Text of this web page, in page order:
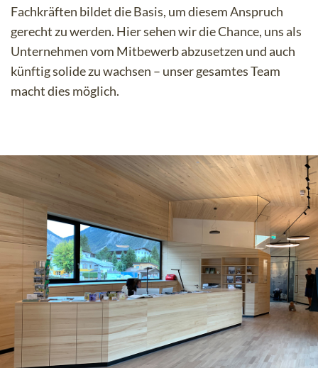
Fachkräften bildet die Basis, um diesem Anspruch
gerecht zu werden. Hier sehen wir die Chance, uns als
Unternehmen vom Mitbewerb abzusetzen und auch
künftig solide zu wachsen – unser gesamtes Team
macht dies möglich.